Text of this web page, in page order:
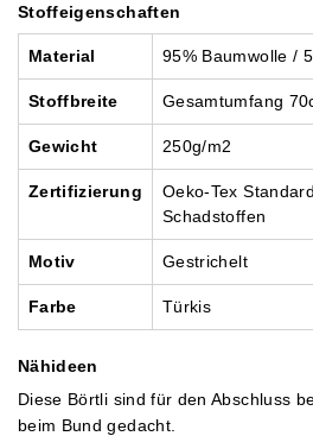
Stoffeigenschaften
Material 95% Baumwolle /
Stoffbreite Gesamtumfang
Gewicht 250g/m2
Zertifizierung
Oeko-Tex
Schadstoffen
Motiv Gestrichelt
Farbe Türkis
Nähideen
Diese Börtli sind für den Abschluss
beim Bund gedacht.